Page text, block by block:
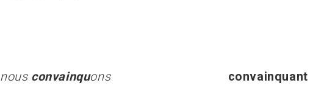
nous convainquons convainquant